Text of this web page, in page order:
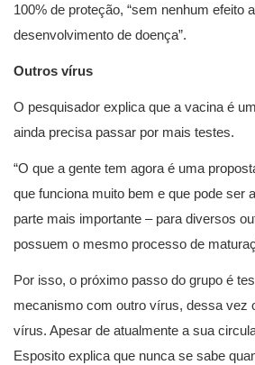
100% de proteção, “sem nenhum efeito
desenvolvimento de doença”.
Outros vírus
O pesquisador explica que a vacina é
ainda precisa passar por mais testes.
“O que a gente tem agora é uma
que funciona muito bem e que pode ser
parte mais importante – para diversos
possuem o mesmo processo de
Por isso, o próximo passo do grupo é
mecanismo com outro vírus, dessa vez
vírus. Apesar de atualmente a sua
Esposito explica que nunca se sabe